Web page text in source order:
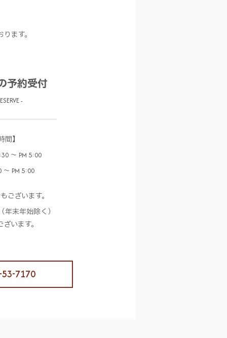
ます。
予約受付
-
間】
～ PM 5:00
PM 5:00
ございます。
末年始除く）
います。
7170